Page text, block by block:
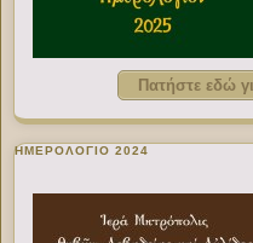
Πατήστε εδώ
ΗΜΕΡΟΛΟΓΙΟ 2024